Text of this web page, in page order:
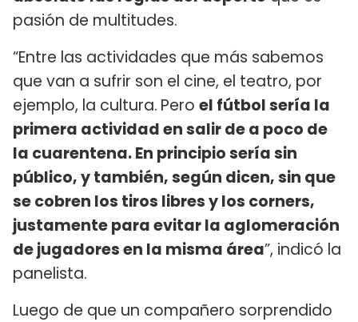
pasión de multitudes.
“Entre las actividades que más sabemos
que van a sufrir son el cine, el teatro, por
ejemplo, la cultura. Pero el fútbol sería la
primera actividad en salir de a poco de
la cuarentena. En principio sería sin
público, y también, según dicen, sin que
se cobren los tiros libres y los corners,
justamente para evitar la aglomeración
de jugadores en la misma área”, indicó la
panelista.
Luego de que un compañero sorprendido